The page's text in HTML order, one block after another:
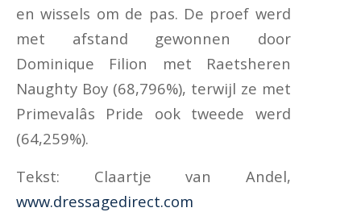
en wissels om de pas. De proef werd
met afstand gewonnen door
Dominique Filion met Raetsheren
Naughty Boy (68,796%), terwijl ze met
Primevalâs Pride ook tweede werd
(64,259%).
Tekst: Claartje van Andel,
www.dressagedirect.com